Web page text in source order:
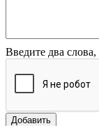
Введите два